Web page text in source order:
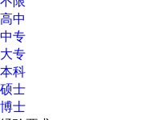
高中
中专
大专
本科
硕士
博士